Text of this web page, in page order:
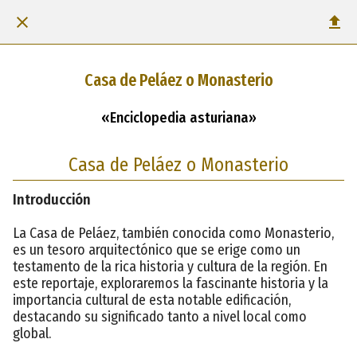
Casa de Peláez o Monasterio
«Enciclopedia asturiana»
Casa de Peláez o Monasterio
Introducción
La Casa de Peláez, también conocida como Monasterio,
es un tesoro arquitectónico que se erige como un
testamento de la rica historia y cultura de la región. En
este reportaje, exploraremos la fascinante historia y la
importancia cultural de esta notable edificación,
destacando su significado tanto a nivel local como
global.